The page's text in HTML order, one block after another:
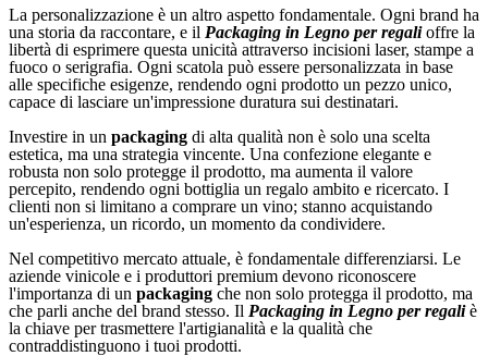
La personalizzazione è un altro aspetto fondamentale. Ogni brand ha
una storia da raccontare, e il Packaging in Legno per regalioffre la
libertà di esprimere questa unicità attraverso incisioni laser, stampe a
fuoco o serigrafia. Ogni scatola può essere personalizzata in base
alle specifiche esigenze, rendendo ogni prodotto un pezzo unico,
capace di lasciare un'impressione duratura sui destinatari.
Investire in un packaging di alta qualità non è solo una scelta
estetica, ma una strategia vincente. Una confezione elegante e
robusta non solo protegge il prodotto, ma aumenta il valore
percepito, rendendo ogni bottiglia un regalo ambito e ricercato. I
clienti non si limitano a comprare un vino; stanno acquistando
un'esperienza, un ricordo, un momento da condividere.
Nel competitivo mercato attuale, è fondamentale differenziarsi. Le
aziende vinicole e i produttori premium devono riconoscere
l'importanza di un packaging che non solo protegga il prodotto, ma
che parli anche del brand stesso. Il Packaging in Legno per regaliè
la chiave per trasmettere l'artigianalità e la qualità che
contraddistinguono i tuoi prodotti.